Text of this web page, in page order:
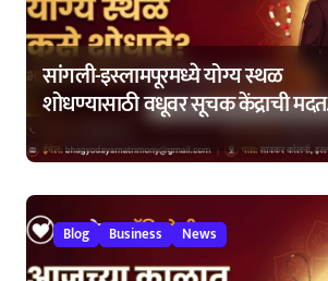
सांगली-इस्लामपूरमध्ये योग्य स्थळ
शोधण्यासाठी वधूवर सूचक केंद्राची मदत
Blog Business News